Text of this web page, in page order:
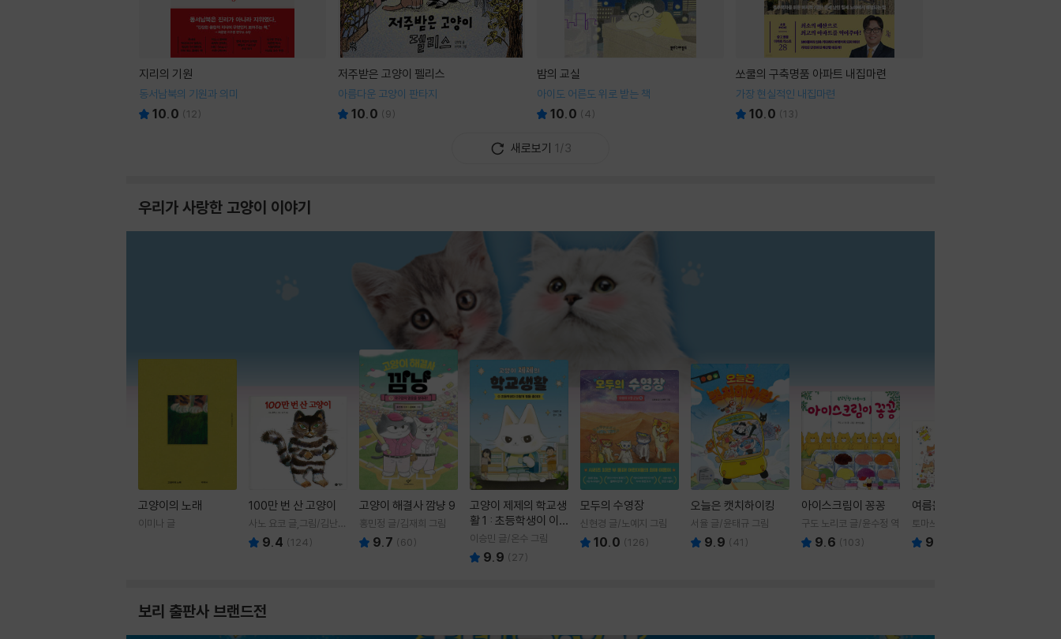
지리의 기원
동서남북의 기원과 의미
10.0 (12)
저주받은 고양이 펠리스
아름다운 고양이 판타지
10.0 (9)
밤의 교실
아이도 어른도 위로 받는 책
10.0 (4)
쏘쿨의 구축명품 아파트 내집마련
가장 현실적인 내집마련
10.0 (13)
새로보기 1/3
우리가 사랑한 고양이 이야기
고양이의 노래
이미나 글
100만 번 산 고양이
사노 요코 글,그림/김난주
역 9.4 (124)
고양이 해결사 깜냥 9
홍민정 글/김재희 그림
9.7 (60)
고양이 제제의 학교생
활 1 : 초등학생이 이
렇게 힘들 줄이야
이승민 글/온수 그림
9.9 ( 27)
모두의 수영장
신현경 글/노예지 그림
10.0 (126)
오늘은 캣치하이킹
서율 글/윤태규 그림
9.9 (41 )
아이스크림이 꽁꽁
구도 노리코 글/윤수정 역
9.6 (103)
여름을 부탁해
토마쓰리 글그림
9.8
보리 출판사 브랜드전